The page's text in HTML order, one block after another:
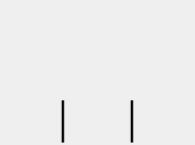
| |